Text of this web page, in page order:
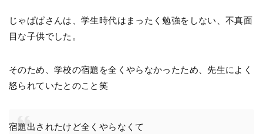
じゃぱぱさんは、学生時代はまったく勉強をしない、不真面
目な子供でした。
そのため、学校の宿題を全くやらなかったため、先生によく
怒られていたとのこと笑
宿題出されたけど全くやらなくて